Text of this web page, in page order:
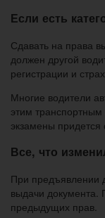
Если есть
Сдавать на права
должен другой
регистрации и
Многие водители
этим
экзамены придется
Все, что
При предъявлении
выдачи документа.
предыдущих прав.